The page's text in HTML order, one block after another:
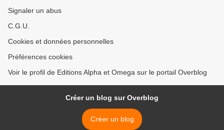
Signaler un abus
C.G.U.
Cookies et données personnelles
Préférences cookies
Voir le profil de Editions Alpha et Omega sur le portail Overblog
Créer un blog sur Overblog
Créer un blog